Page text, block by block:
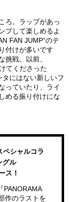
ろ。ラップがあっ
プして楽しめるよ
FAN JUMP“のテ
付けが多いです
挑戦。以前、
てくださった
にはない新しいフ
っていたり、ライ
める振り付けにな
ペシャルコラ
グル
ス！
PANORAMA
作のラストを